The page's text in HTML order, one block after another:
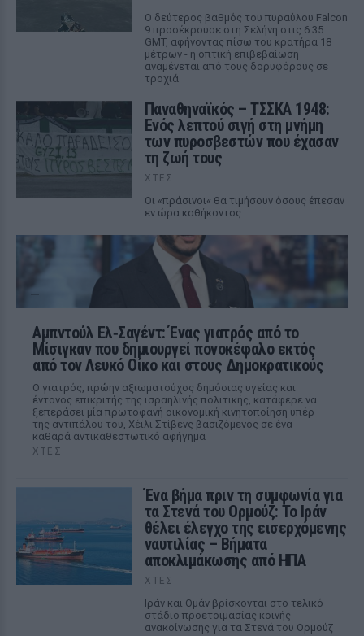
Ο δεύτερος βαθμός του πυραύλου Falcon
9 προσέκρουσε στη Σελήνη στις 6:35
GMT, αφήνοντας πίσω του κρατήρα 18
μέτρων - η οπτική επιβεβαίωση
αναμένεται από τους δορυφόρους σε
τροχιά
Παναθηναϊκός – ΤΣΣΚΑ 1948:
Ενός λεπτού σιγή στη μνήμη
των πυροσβεστών που έχασαν
τη ζωή τους
ΧΤΕΣ
Οι «πράσινοι« θα τιμήσουν όσους έπεσαν
εν ώρα καθήκοντος
Αμπντούλ Ελ‑Σαγέντ: Ένας γιατρός από το
Μίσιγκαν που δημιουργεί πονοκέφαλο εκτός
από τον Λευκό Οίκο και στους Δημοκρατικούς
Ο γιατρός, πρώην αξιωματούχος δημόσιας υγείας και
έντονος επικριτής της ισραηλινής πολιτικής, κατάφερε να
ξεπεράσει μία πρωτοφανή οικονομική κινητοποίηση υπέρ
της αντιπάλου του, Χέιλι Στίβενς βασιζόμενος σε ένα
καθαρά αντικαθεστωτικό αφήγημα
ΧΤΕΣ
Ένα βήμα πριν τη συμφωνία για
τα Στενά του Ορμούζ: Το Ιράν
θέλει έλεγχο της εισερχόμενης
ναυτιλίας – Βήματα
αποκλιμάκωσης από ΗΠΑ
ΧΤΕΣ
Ιράν και Ομάν βρίσκονται στο τελικό
στάδιο προετοιμασίας κοινής
ανακοίνωσης για τα Στενά του Ορμούζ